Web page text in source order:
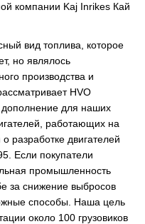
компании Kaj Inrikes Кай
вид топлива, которое
но являлось
производства и
HVO
дополнение для наших
работающих на
двигателей
Если покупатели
промышленность
за снижение выбросов
способы. Наша цель
около 100 грузовиков